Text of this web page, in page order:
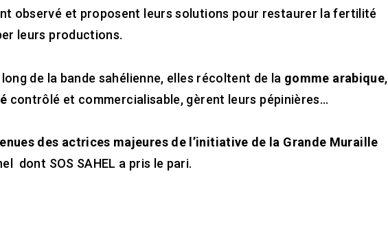
observé et proposent leurs solutions pour restaurer la fertilité
leurs productions.
de la bande sahélienne, elles récoltent de la gomme arabique,
contrôlé et commercialisable, gèrent leurs pépinières…
des actrices majeures de l’initiative de la Grande Muraille
dont SOS SAHEL a pris le pari.